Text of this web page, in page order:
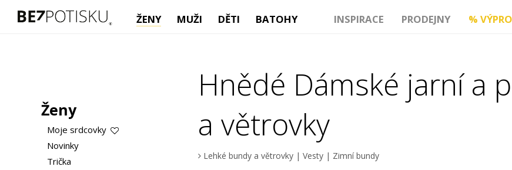
ŽENY MUŽI DĚTI BATOHY INSPIRACE PRODEJNY %
Ženy
Moje srdcovky
Novinky
Trička
Hnědé Dámské jarní a
a větrovky
Lehké bundy a větrovky |Vesty | Zimní bundy